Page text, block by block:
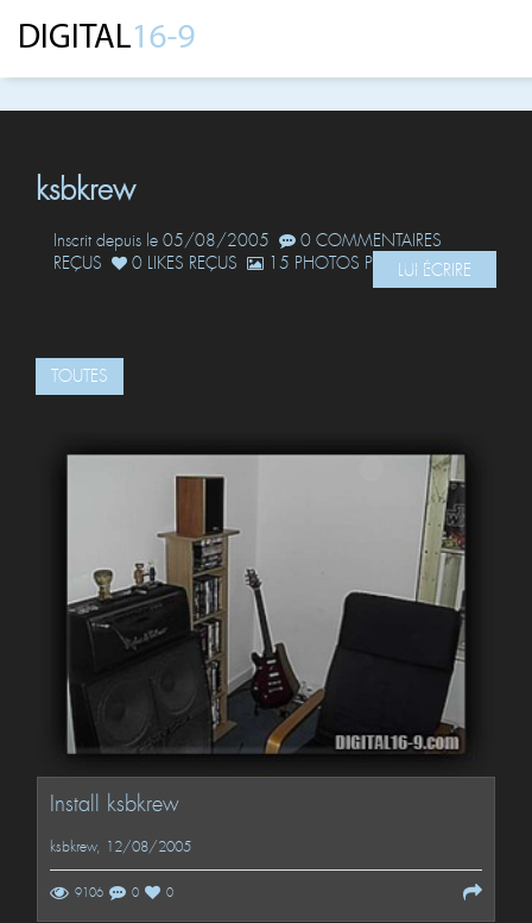
ksbkrew
Inscrit depuis le 05/08/2005
0 COMMENTAIRES
REÇUS
0 LIKES REÇUS 15 PHOTOS POSTÉESLUI ÉCRIRE
TOUTES
Install ksbkrew
ksbkrew, 12/08/2005
9106 0 0